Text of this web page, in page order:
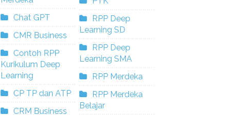
Chat GPT
CMR Business
Contoh RPP
Kurikulum Deep
Learning
CP TP dan ATP
CRM Business
RPP Deep
Learning SD
RPP Deep
Learning SMA
RPP Merdeka
RPP Merdeka
Belajar